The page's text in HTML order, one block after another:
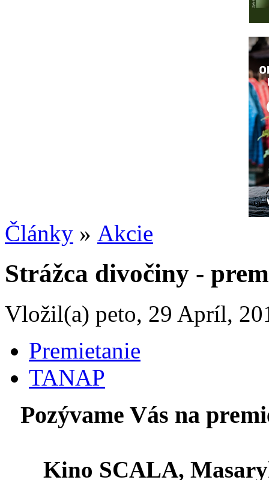
Články » Akcie
Strážca divočiny -
Vložil(a) peto, 29 Apríl,
Premietanie
TANAP
Pozývame Vás na
Kino SCALA,